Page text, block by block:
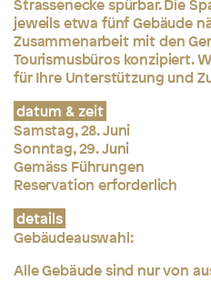
Strassenecke spürbar. Die
jeweils etwa fünf Gebäude
Zusammenarbeit mit den
Tourismusbüros konzipiert.
für Ihre Unterstützung und
datum & zeit
Samstag, 28. Juni
Sonntag, 29. Juni
Gemäss Führungen
Reservation erforderlich
details
Gebäudeauswahl:
Alle Gebäude sind nur von